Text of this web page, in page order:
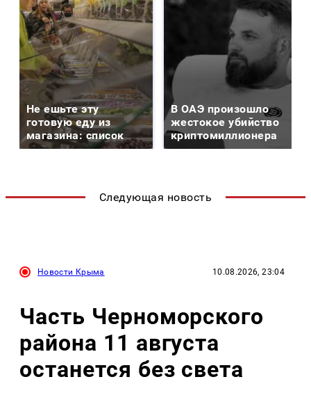
Не ешьте эту
готовую еду из
магазина: список
В ОАЭ произошло
жестокое убийство
криптомиллионера
Следующая новость
Новости Крыма 10.08.2026, 23:04
Часть Черноморского
района 11 августа
останется без света